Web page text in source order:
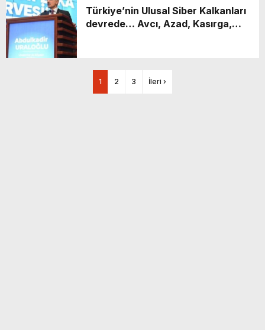
Türkiye’nin Ulusal Siber Kalkanları
devrede… Avcı, Azad, Kasırga,
1 2 3 İleri ›